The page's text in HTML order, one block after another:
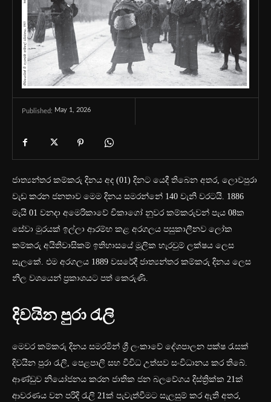
Published: May 1, 2026
ජාත්‍යන්තර කම්කරු දිනය අද (01) දිනට යෙදී තිබෙන අතර, ලොවපුරා
වැඩ කරන ජනතාව මෙම දිනය සමරන්නේ 140 වැනි වරටයි. 1886
මැයි 01 වනදා අමෙරිකාවේ චිකාගෝ නුවර කම්කරුවන් පැය 08ක
සේවා මුරයක් ඉල්ලා ආරම්භ කළ අරගලය පසුකාලීනව ලෝක
කම්කරු අයිතිවාසිකම් ඉතිහාසයේ මූලික හැරවුම් ලක්ෂය ලෙස
සැලකේ. එම අරගලය 1889 වසරේදී ජාත්‍යන්තර කම්කරු දිනය ලෙස
නිල වශයෙන් ප්‍රකාශයට පත් කෙරුණි.
දිවයින පුරා රැලි
මෙවර කම්කරු දිනය සමරමින් ශ්‍රී ලංකාවේ දේශපාලන පක්ෂ රැසක්
දිවයින පුරා රැලි, පෙළපාලි සහ විවිධ උත්සව සංවිධානය කර තිබේ.
ආණ්ඩුව නියෝජනය කරන ජාතික ජන බලවේගය දිස්ත්‍රික්ක 21ක්
ආවරණය වන පරිදි රැලි 21ක් පැවැත්වීමට සැලසුම් කර ඇති අතර,